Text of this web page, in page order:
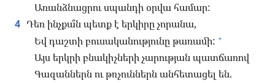
Առանձնացրու սպանդի օրվա համար:
4 Դեռ ինչքա՞ն պետք է երկիրը չորանա,
Եվ դաշտի բուսականությունը թառամի: +
Այս երկրի բնակիչների չարության պատճառով
Գազաններն ու թռչուններն անհետացել են.